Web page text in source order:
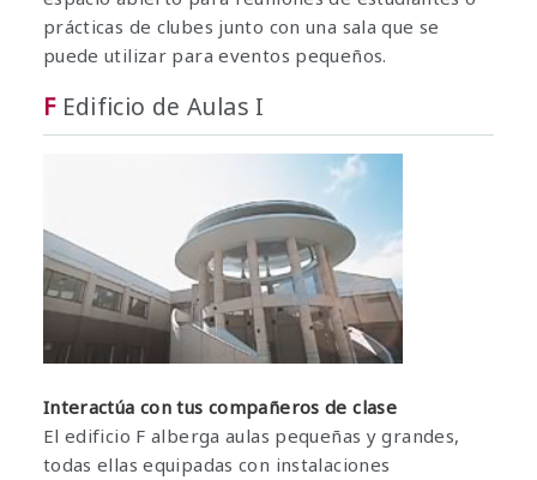
prácticas de clubes junto con una sala que se
puede utilizar para eventos pequeños.
FEdificio de Aulas I
Interactúa con tus compañeros de clase
El edificio F alberga aulas pequeñas y grandes,
todas ellas equipadas con instalaciones